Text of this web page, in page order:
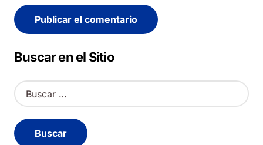
Alternative:
Buscar en el Sitio
B
u
c
a